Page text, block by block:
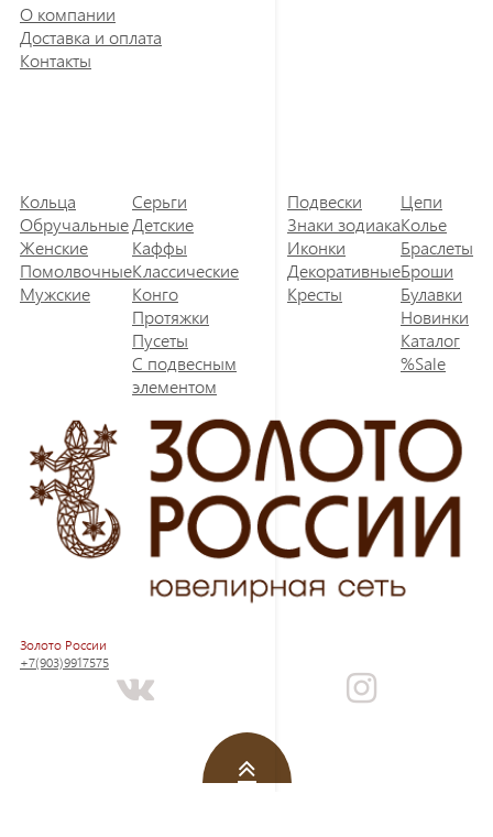
О компании
Доставка и оплата
Контакты
Кольца
Обручальные
Женские
Помолвочные
Мужские
Серьги
Детские
Каффы
Классические
Конго
Протяжки
Пусеты
С подвесным
элементом
Подвески
Знаки зодиака
Иконки
Декоративные
Кресты
Цепи
Колье
Браслеты
Броши
Булавки
Новинки
Каталог
%Sale
Золото России
+7(903)9917575